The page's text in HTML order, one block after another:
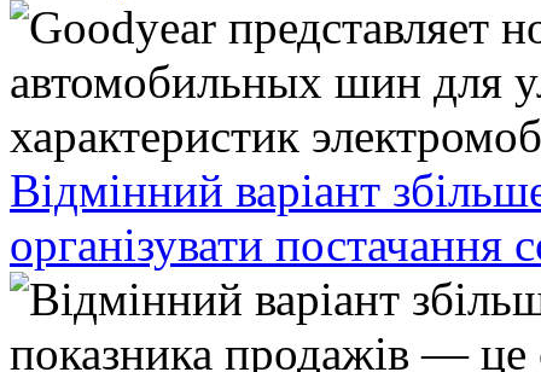
Відмінний варіант
організувати постачання